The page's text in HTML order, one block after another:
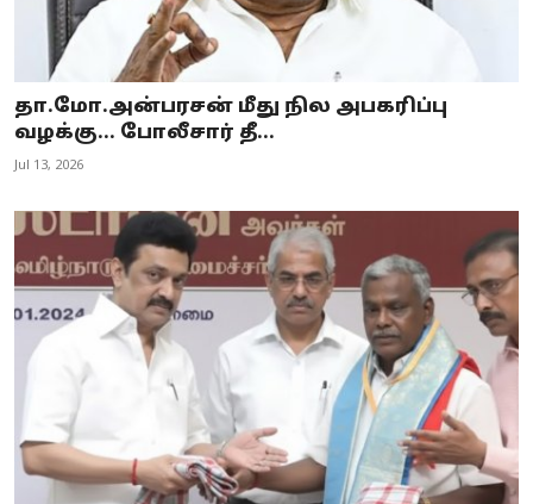
தா.மோ.அன்பரசன் மீது நில அபகரிப்பு
வழக்கு... போலீசார் தீ...
Jul 13, 2026